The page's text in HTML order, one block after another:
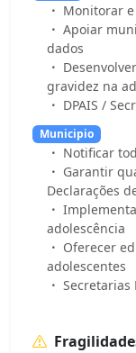
Monitorar
Apoiar
dados
gravidez na
DPAIS /
Municipio
Notificar
Garantir
Declarações
adolescência
Oferecer
adolescentes
Secretarias